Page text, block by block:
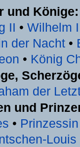
und Könige:
II •Wilhelm
der Nacht •
• König
der
und
•
Louis